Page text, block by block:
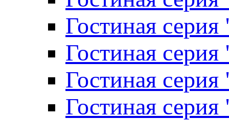
Гостиная
Гостиная
Гостиная
Гостиная